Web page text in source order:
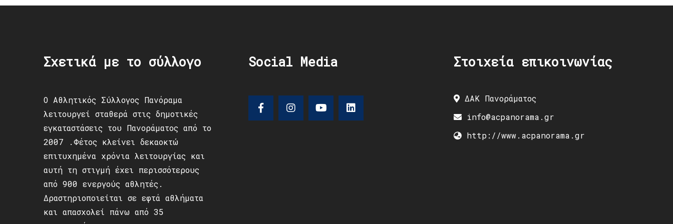
Σχετικά με το σύλλογο
Ο Αθλητικός Σύλλογος Πανόραμα
λειτουργεί σταθερά στις δημοτικές
εγκαταστάσεις του Πανοράματος από το
2007 .Φέτος κλείνει δεκαοκτώ
επιτυχημένα χρόνια λειτουργίας και
αυτή τη στιγμή έχει περισσότερους
από 900 ενεργούς αθλητές.
Δραστηριοποιείται σε εφτά αθλήματα
και απασχολεί πάνω από 35
Social Media Στοιχεία επικοινωνίας
ΔΑΚ Πανοράματος
info@acpanorama.gr
http://www.acpanorama.gr